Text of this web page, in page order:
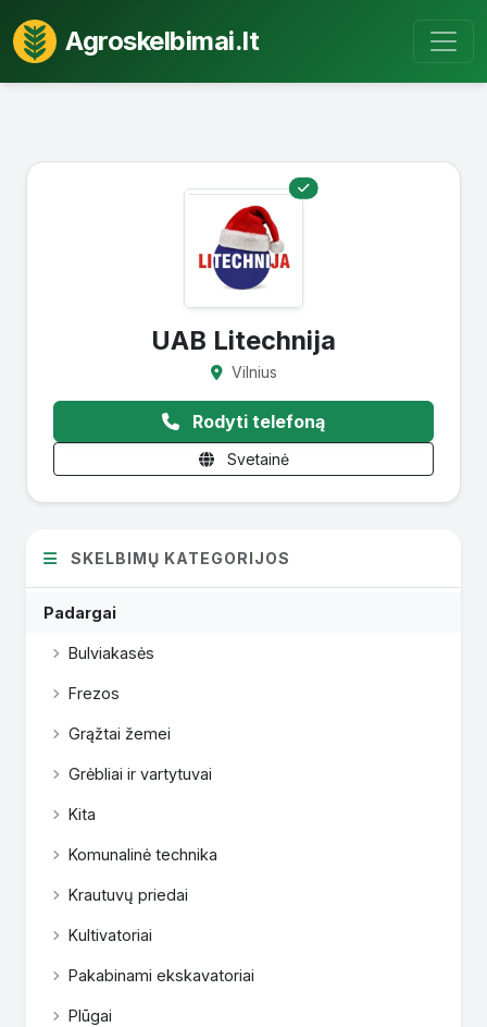
Agroskelbimai.lt
UAB Litechnija
Vilnius
Rodyti telefoną
Svetainė
SKELBIMŲ KATEGORIJOS
Padargai
Bulviakasės
Frezos
Grąžtai žemei
Grėbliai ir vartytuvai
Kita
Komunalinė technika
Krautuvų priedai
Kultivatoriai
Pakabinami ekskavatoriai
Plūgai